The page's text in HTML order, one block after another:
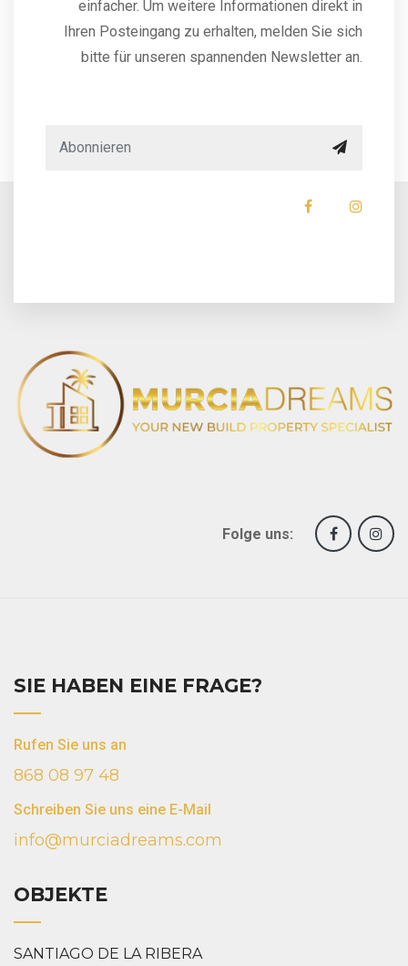
einfacher. Um weitere Informationen direkt in
Ihren Posteingang zu erhalten, melden Sie sich
bitte für unseren spannenden Newsletter an.
Folge uns:
SIE HABEN EINE FRAGE?
Rufen Sie uns an
868 08 97 48
Schreiben Sie uns eine E-Mail
info@murciadreams.com
OBJEKTE
SANTIAGO DE LA RIBERA